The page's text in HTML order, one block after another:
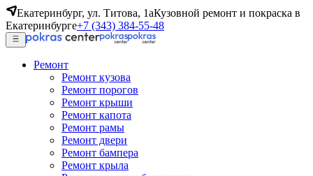
Екатеринбург, ул. Титова, 1аКузовной ремонт и покраска в
Екатеринбурге+7 (343) 384-55-48
Ремонт
Ремонт кузова
Ремонт порогов
Ремонт крыши
Ремонт капота
Ремонт рамы
Ремонт двери
Ремонт бампера
Ремонт крыла